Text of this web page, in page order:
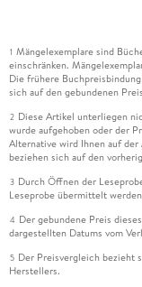
1 Mängelexemplare sind
einschränken.
Die frühere
sich auf den gebundenen
2 Diese Artikel unterliegen
wurde aufgehoben oder der
Alternative wird Ihnen auf
beziehen sich auf den
3 Durch Öffnen der
Leseprobe übermittelt
4 Der gebundene Preis
dargestellten Datums vom
5 Der Preisvergleich bezieht
Herstellers.